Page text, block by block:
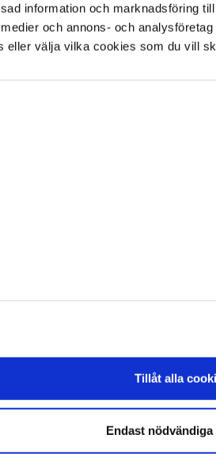
information och marknadsföring
och annons- och
eller välja vilka cookies som du vill
Tillåt alla
Endast nödvändiga
MEDIAPARTNER